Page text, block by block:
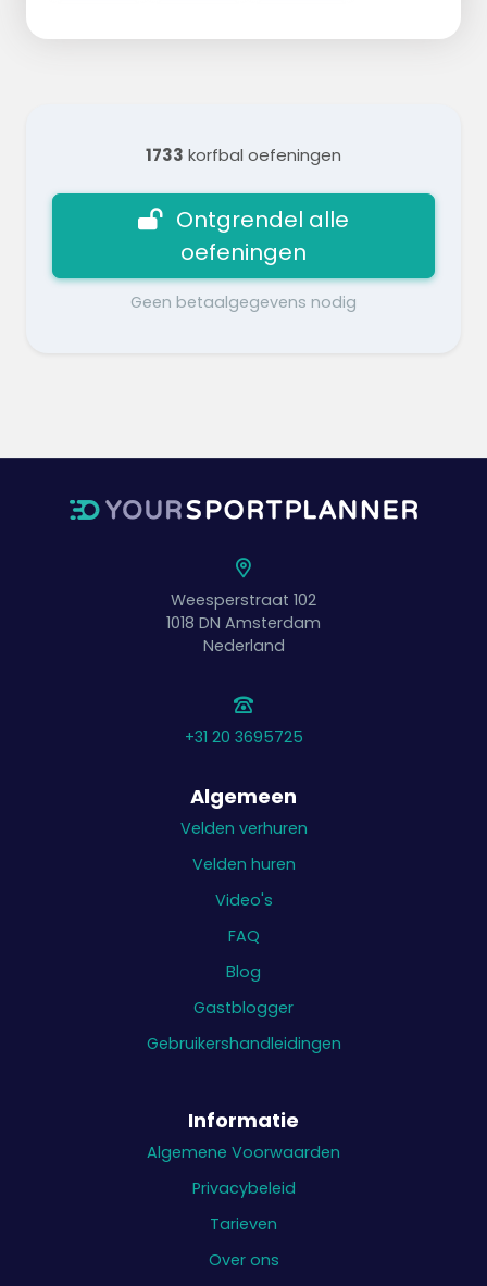
1733 korfbal oefeningen
Ontgrendel alle
oefeningen
Geen betaalgegevens nodig
Weesperstraat 102
1018 DN Amsterdam
Nederland
+31 20 3695725
Algemeen
Velden verhuren
Velden huren
Video's
FAQ
Blog
Gastblogger
Gebruikershandleidingen
Informatie
Algemene Voorwaarden
Privacybeleid
Tarieven
Over ons